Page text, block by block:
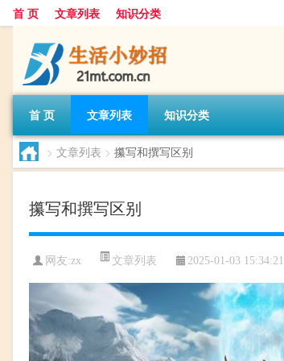
首 页 文章列表 知识分类
首 页 文章列表 知识分类
> 文章列表 > 攥写和撰写区别
攥写和撰写区别
网友:zx 文章列表 2025-01-03 15:34:21